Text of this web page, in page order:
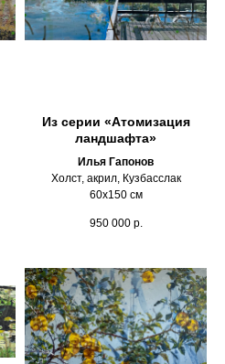
Из серии «Атомизация
ландшафта»
Илья Гапонов
Холст, акрил, Кузбасслак
60х150 см
950 000 р.